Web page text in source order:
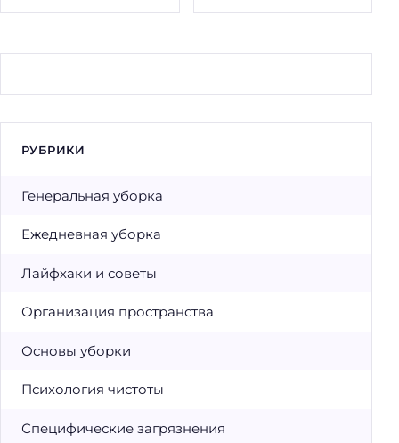
РУБРИКИ
Генеральная уборка
Ежедневная уборка
Лайфхаки и советы
Организация пространства
Основы уборки
Психология чистоты
Специфические загрязнения